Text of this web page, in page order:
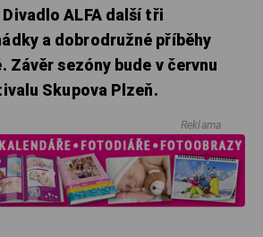
ALFA další tři
a dobrodružné příběhy
Závěr sezóny bude v červnu
Skupova Plzeň.
Reklama